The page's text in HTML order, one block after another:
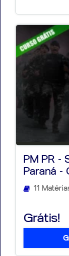
VIVO
GRATUITAS!
PM PR -
Paraná -
11
Grátis!